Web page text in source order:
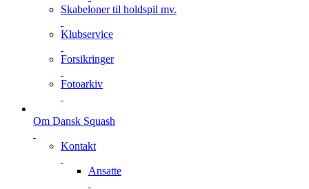
Skabeloner til holdspil mv.
Klubservice
Forsikringer
Fotoarkiv
Om Dansk Squash
Kontakt
Ansatte